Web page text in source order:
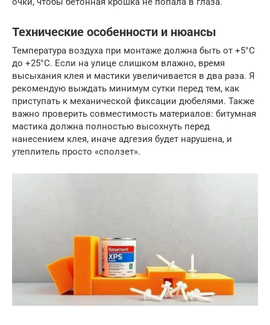
Технические особенности и нюансы
Температура воздуха при монтаже должна быть от +5°C
до +25°C. Если на улице слишком влажно, время
высыхания клея и мастики увеличивается в два раза. Я
рекомендую выждать минимум сутки перед тем, как
приступать к механической фиксации дюбелями. Также
важно проверить совместимость материалов: битумная
мастика должна полностью высохнуть перед
нанесением клея, иначе адгезия будет нарушена, и
утеплитель просто «сползет».